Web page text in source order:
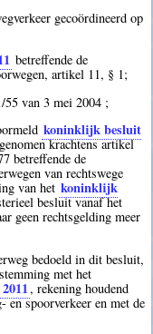
gecoördineerd op
betreffende de
artikel 11, § 1;
55 van 3 mei 2004 ;
koninklijk besluit
krachtens artikel
betreffende de
van rechtswege
van het koninklijk
besluit vanaf het
geen rechtsgelding meer
bedoeld in dit besluit,
met het
, rekening houdend
en spoorverkeer en met de